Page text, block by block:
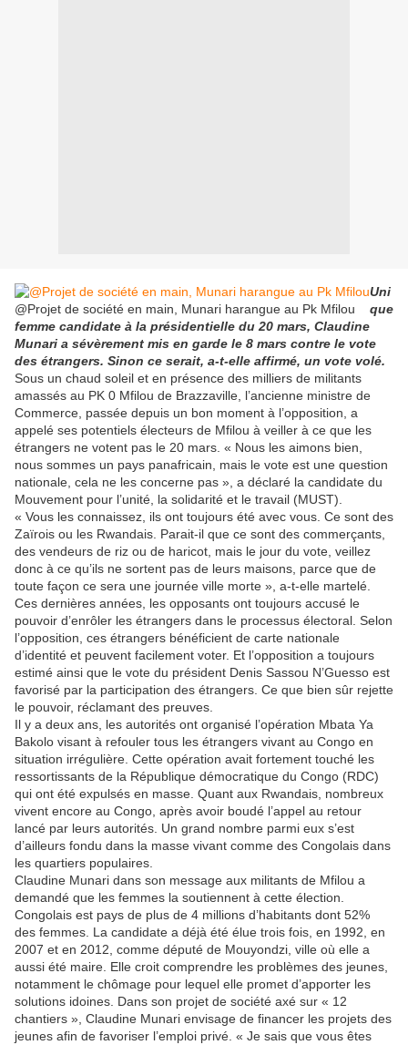
@Projet de société en main, Munari harangue au Pk Mfilou
Uni
que
femme candidate à la présidentielle du 20 mars, Claudine
Munari a sévèrement mis en garde le 8 mars contre le vote
des étrangers. Sinon ce serait, a-t-elle affirmé, un vote volé.
Sous un chaud soleil et en présence des milliers de militants
amassés au PK 0 Mfilou de Brazzaville, l’ancienne ministre de
Commerce, passée depuis un bon moment à l’opposition, a
appelé ses potentiels électeurs de Mfilou à veiller à ce que les
étrangers ne votent pas le 20 mars. « Nous les aimons bien,
nous sommes un pays panafricain, mais le vote est une question
nationale, cela ne les concerne pas », a déclaré la candidate du
Mouvement pour l’unité, la solidarité et le travail (MUST).
« Vous les connaissez, ils ont toujours été avec vous. Ce sont des
Zaïrois ou les Rwandais. Parait-il que ce sont des commerçants,
des vendeurs de riz ou de haricot, mais le jour du vote, veillez
donc à ce qu’ils ne sortent pas de leurs maisons, parce que de
toute façon ce sera une journée ville morte », a-t-elle martelé.
Ces dernières années, les opposants ont toujours accusé le
pouvoir d’enrôler les étrangers dans le processus électoral. Selon
l’opposition, ces étrangers bénéficient de carte nationale
d’identité et peuvent facilement voter. Et l’opposition a toujours
estimé ainsi que le vote du président Denis Sassou N’Guesso est
favorisé par la participation des étrangers. Ce que bien sûr rejette
le pouvoir, réclamant des preuves.
Il y a deux ans, les autorités ont organisé l’opération Mbata Ya
Bakolo visant à refouler tous les étrangers vivant au Congo en
situation irrégulière. Cette opération avait fortement touché les
ressortissants de la République démocratique du Congo (RDC)
qui ont été expulsés en masse. Quant aux Rwandais, nombreux
vivent encore au Congo, après avoir boudé l’appel au retour
lancé par leurs autorités. Un grand nombre parmi eux s’est
d’ailleurs fondu dans la masse vivant comme des Congolais dans
les quartiers populaires.
Claudine Munari dans son message aux militants de Mfilou a
demandé que les femmes la soutiennent à cette élection.
Congolais est pays de plus de 4 millions d’habitants dont 52%
des femmes. La candidate a déjà été élue trois fois, en 1992, en
2007 et en 2012, comme député de Mouyondzi, ville où elle a
aussi été maire. Elle croit comprendre les problèmes des jeunes,
notamment le chômage pour lequel elle promet d’apporter les
solutions idoines. Dans son projet de société axé sur « 12
chantiers », Claudine Munari envisage de financer les projets des
jeunes afin de favoriser l’emploi privé. « Je sais que vous êtes